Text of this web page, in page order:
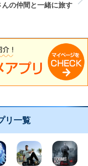
の仲間と一緒に旅す
リ一覧